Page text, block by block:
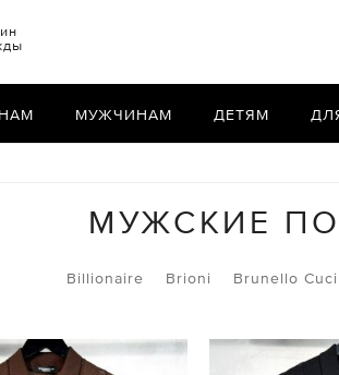
МУЖЧИНАМ ДЕТЯМ
МУЖСКИЕ
Billionaire Brioni Brunello